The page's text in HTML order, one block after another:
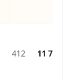
412 11 750